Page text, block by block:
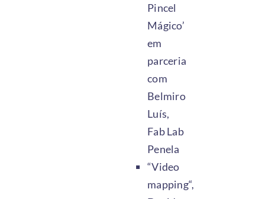
Pincel
Mágico’
em
parceria
com
Belmiro
Luís,
Fab Lab
Penela
“Video
mapping“,